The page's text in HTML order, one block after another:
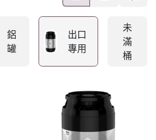
鋁
罐
出口
專用
未
滿
桶